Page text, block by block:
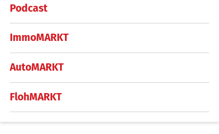
Podcast
ImmoMARKT
AutoMARKT
FlohMARKT